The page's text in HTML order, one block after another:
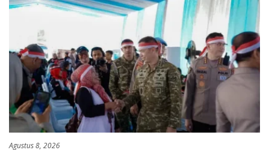
Agustus 8, 2026